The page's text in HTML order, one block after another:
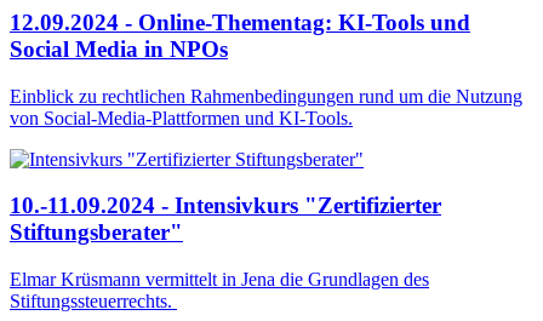
12.09.2024 - Online-Thementag: KI-Tools und
Social Media in NPOs
Einblick zu rechtlichen Rahmenbedingungen rund um die Nutzung
von Social-Media-Plattformen und KI-Tools.
10.-11.09.2024 - Intensivkurs "Zertifizierter
Stiftungsberater"
Elmar Krüsmann vermittelt in Jena die Grundlagen des
Stiftungssteuerrechts.